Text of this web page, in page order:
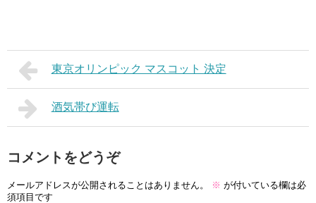
東京オリンピック マスコット 決定
酒気帯び運転
コメントをどうぞ
メールアドレスが公開されることはありません。 ※ が付いている欄は必
須項目です